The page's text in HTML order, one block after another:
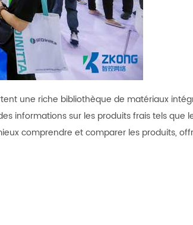
une riche bibliothèque de matériaux
informations sur les produits frais tels que
comprendre et comparer les produits,